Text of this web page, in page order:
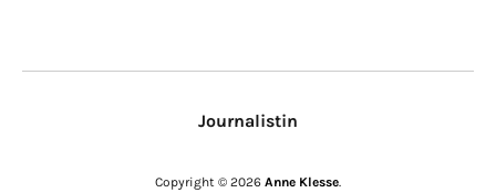
Journalistin
Copyright © 2026 Anne Klesse